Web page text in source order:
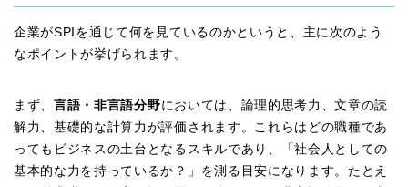
企業がSPIを通じて何を見ているのかというと、主に次のよう
なポイントが挙げられます。
まず、言語・非言語分野においては、論理的思考力、文章の読
解力、基礎的な計算力が評価されます。これらはどの職種であ
ってもビジネスの土台となるスキルであり、「社会人としての
基本的な力を持っているか？」を測る目安になります。たとえ